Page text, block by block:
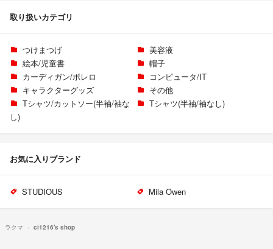
取り扱いカテゴリ
つけまつげ
美容液
絵本/児童書
帽子
カーディガン/ボレロ
コンピュータ/IT
キャラクターグッズ
その他
Tシャツ/カットソー(半袖/袖な
し)
Tシャツ(半袖/袖なし)
お気に入りブランド
STUDIOUS Mila Owen
ラクマ ci1216's shop